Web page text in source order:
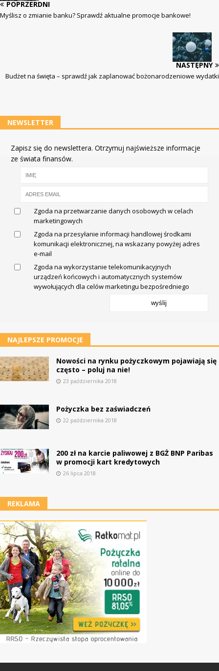
POPRZERDNI
Myślisz o zmianie banku? Sprawdź aktualne promocje bankowe!
NASTĘPNY
Budżet na święta – sprawdź jak zaplanować bożonarodzeniowe wydatki
NEWSLETTER
Zapisz się do newslettera. Otrzymuj najświeższe informacje
ze świata finansów.
Zgoda na przetwarzanie danych osobowych w celach
marketingowych
Zgoda na przesyłanie informacji handlowej środkami
komunikacji elektronicznej, na wskazany powyżej adres
e-mail
Zgoda na wykorzystanie telekomunikacyjnych
urządzeń końcowych i automatycznych systemów
wywołujących dla celów marketingu bezpośredniego
wyślij
NAJLEPSZE PROMOCJE
Nowości na rynku pożyczkowym pojawiają się
często – poluj na nie!
23 października 2018
Pożyczka bez zaświadczeń
22 października 2018
200 zł na karcie paliwowej z BGŻ BNP Paribas
w promocji kart kredytowych
26 lipca 2018
REKLAMA